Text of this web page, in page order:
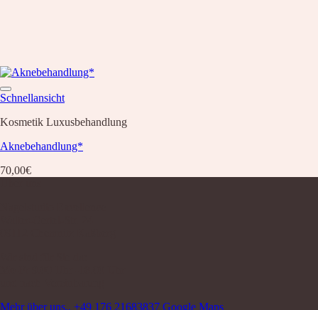
Schnellansicht
Kosmetik Luxusbehandlung
Aknebehandlung*
70,00€
Mehr über uns.. +49 176 21683837 Google Maps